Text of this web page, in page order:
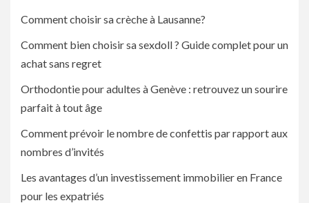
Comment choisir sa crèche à Lausanne?
Comment bien choisir sa sexdoll ? Guide complet pour un
achat sans regret
Orthodontie pour adultes à Genève : retrouvez un sourire
parfait à tout âge
Comment prévoir le nombre de confettis par rapport aux
nombres d’invités
Les avantages d’un investissement immobilier en France
pour les expatriés